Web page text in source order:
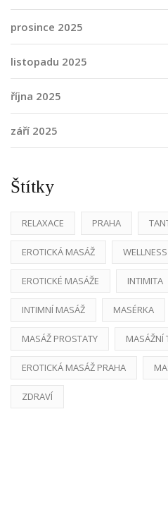
prosince 2025
listopadu 2025
října 2025
září 2025
Štítky
RELAXACE PRAHA
EROTICKÁ MASÁŽ WELLNESS
EROTICKÉ MASÁŽE INTIMITA
INTIMNÍ MASÁŽ MASÉRKA
MASÁŽ PROSTATY MASÁŽNÍ
EROTICKÁ MASÁŽ PRAHA
ZDRAVÍ